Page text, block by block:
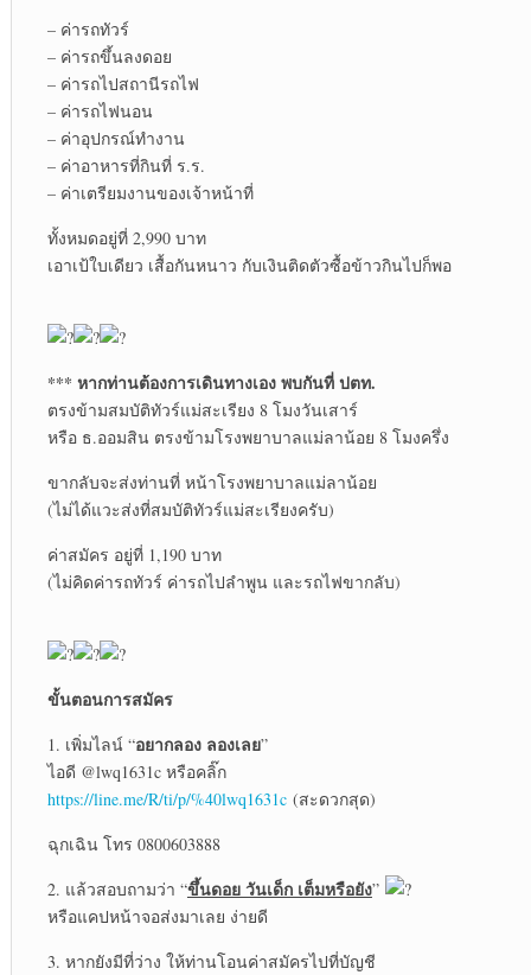
– ค่ารถทัวร์
– ค่ารถขึ้นลงดอย
– ค่ารถไปสถานีรถไฟ
– ค่ารถไฟนอน
– ค่าอุปกรณ์ทำงาน
– ค่าอาหารที่กินที่ ร.ร.
– ค่าเตรียมงานของเจ้าหน้าที่
ทั้งหมดอยู่ที่ 2,990 บาท
เอาเป้ใบเดียว เสื้อกันหนาว กับเงินติดตัวซื้อข้าวกินไปก็พอ
*** หากท่านต้องการเดินทางเอง พบกันที่ ปตท.
ตรงข้ามสมบัติทัวร์แม่สะเรียง 8 โมงวันเสาร์
หรือ ธ.ออมสิน ตรงข้ามโรงพยาบาลแม่ลาน้อย 8 โมงครึ่ง
ขากลับจะส่งท่านที่ หน้าโรงพยาบาลแม่ลาน้อย
(ไม่ได้แวะส่งที่สมบัติทัวร์แม่สะเรียงครับ)
ค่าสมัคร อยู่ที่ 1,190 บาท
(ไม่คิดค่ารถทัวร์ ค่ารถไปลำพูน และรถไฟขากลับ)
ขั้นตอนการสมัคร
1. เพิ่มไลน์ “อยากลอง ลองเลย”
ไอดี @lwq1631c หรือคลิ๊ก
https://line.me/R/ti/p/%40lwq1631c(สะดวกสุด)
ฉุกเฉิน โทร 0800603888
2. แล้วสอบถามว่า “ขึ้นดอย วันเด็ก เต็มหรือยัง”
หรือแคปหน้าจอส่งมาเลย ง่ายดี
3. หากยังมีที่ว่าง ให้ท่านโอนค่าสมัครไปที่บัญชี